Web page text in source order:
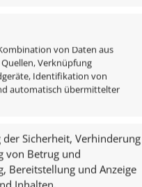
von Daten aus
Verknüpfung
Identifikation von
automatisch übermittelter
Sicherheit, Verhinderung
von Betrug und
Bereitstellung und Anzeige
Aufbauleuchte /
NEU!
30,00 €